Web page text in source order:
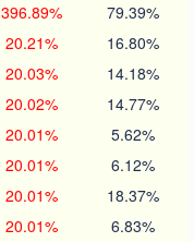
396.89% 79.39%
20.21% 16.80%
20.03% 14.18%
20.02% 14.77%
20.01% 5.62%
20.01% 6.12%
20.01% 18.37%
20.01% 6.83%